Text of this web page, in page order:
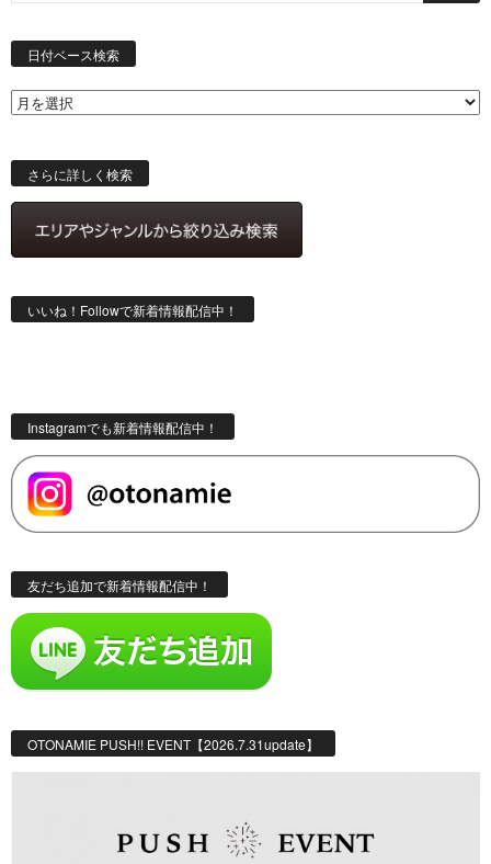
日付ベース検索
さらに詳しく検索
いいね！Followで新着情報配信中！
Instagramでも新着情報配信中！
友だち追加で新着情報配信中！
OTONAMIE PUSH!! EVENT【2026.7.31update】